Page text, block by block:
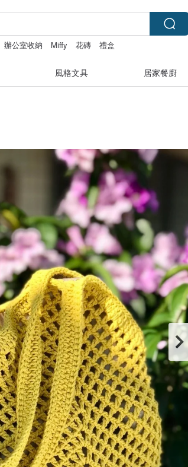
辦公室收納 Miffy 花磚 禮盒
風格文具 居家餐廚